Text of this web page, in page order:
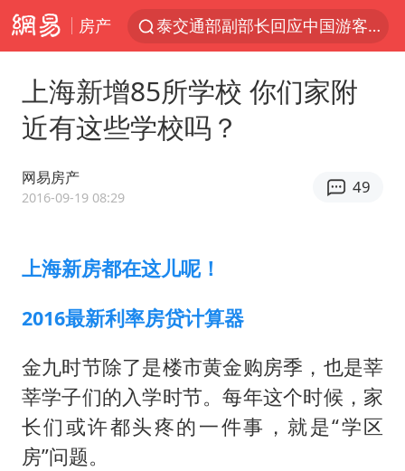
房产
泰交通部副部长回应中国游客遭歧视
Meta被判支付5.67亿美元
“空调24小时开着更省电”不实
公司“上四休三”但要降薪1000元
OpenAI为免费用户升级GPT-5.6 Luna
段绚竞因公牺牲 年仅44岁
日本广岛民众举行游行反对政府行径
上海新增85所学校 你们家附
近有这些学校吗？
网易房产
2016-09-19 08:29
49
上海新房都在这儿呢！
2016最新利率房贷计算器
金九时节除了是楼市黄金购房季，也是莘
莘学子们的入学时节。每年这个时候，家
长们或许都头疼的一件事，就是“学区
房”问题。